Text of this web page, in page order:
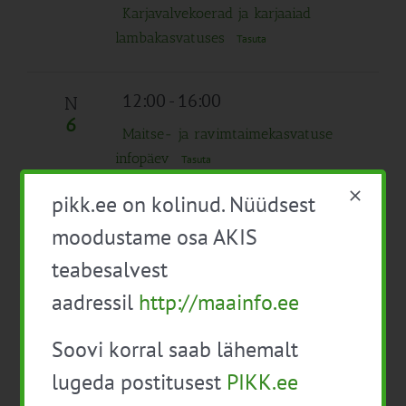
Karjavalvekoerad ja karjaaiad
lambakasvatuses
Tasuta
N
6
12:00- 16:00
Maitse- ja ravimtaimekasvatuse
infopäev
Tasuta
N
13
14:00-18:00
Avatud Noortalunikud Võrumaal
N 09:00-12:00
juuli 2024
pikk.ee on kolinud. Nüüdsest
moodustame osa AKIS
teabesalvest
aadressil http://maainfo.ee
Soovi korral saab lähemalt
lugeda postitusest PIKK.ee